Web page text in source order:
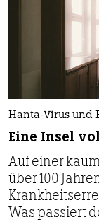
Hanta-Virus und
Eine Insel
Auf einer
über 100
Was passiert